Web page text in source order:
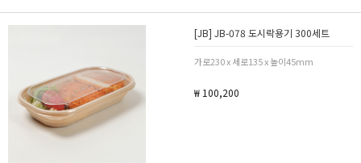
[JB] JB-078 도시락용기 300세트
가로230 x 세로135 x 높이45mm
₩ 100,200